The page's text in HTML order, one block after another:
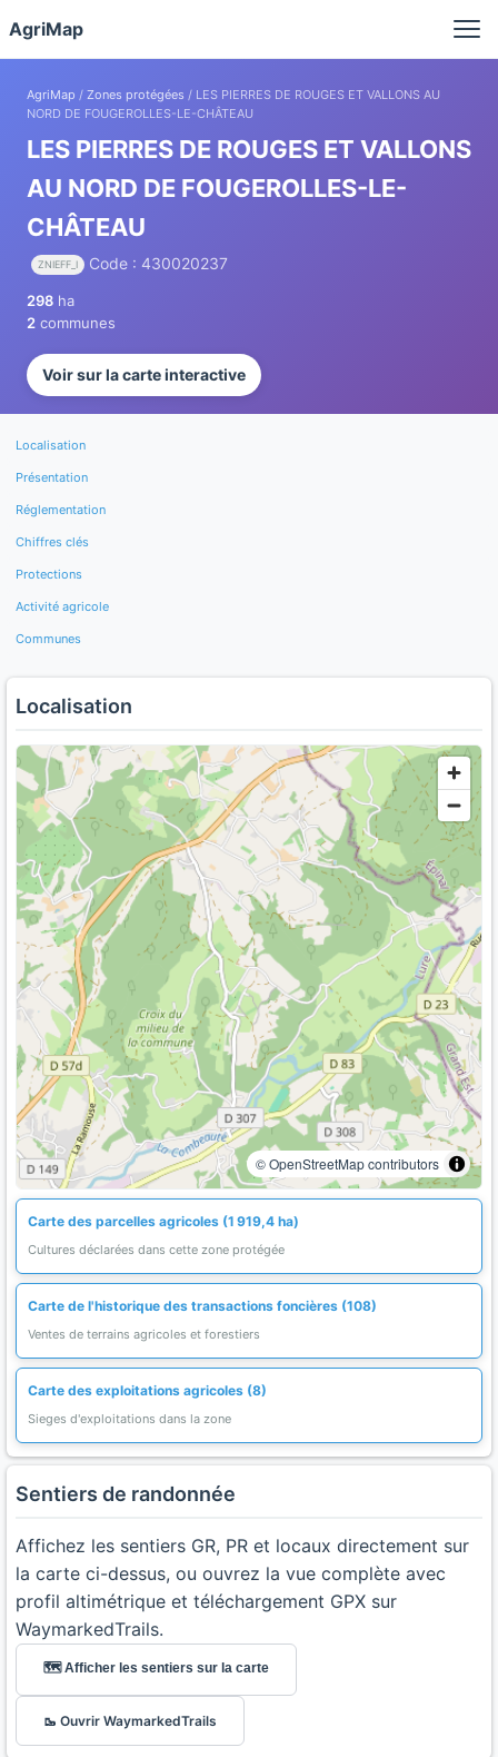
AgriMap
AgriMap / Zones protégées / LES PIERRES DE ROUGES ET VALLONS AU
NORD DE FOUGEROLLES-LE-CHÂTEAU
LES PIERRES DE ROUGES ET VALLONS
AU NORD DE FOUGEROLLES-LE-
CHÂTEAU
ZNIEFF_I Code : 430020237
298 ha
2 communes
Voir sur la carte interactive
Localisation
Présentation
Réglementation
Chiffres clés
Protections
Activité agricole
Communes
Localisation
© OpenStreetMap contributors
Carte des parcelles agricoles (1 919,4 ha)
Cultures déclarées dans cette zone protégée
Carte de l'historique des transactions foncières (108)
Ventes de terrains agricoles et forestiers
Carte des exploitations agricoles (8)
Sieges d'exploitations dans la zone
Sentiers de randonnée
Affichez les sentiers GR, PR et locaux directement sur
la carte ci-dessus, ou ouvrez la vue complète avec
profil altimétrique et téléchargement GPX sur
WaymarkedTrails.
🗺️ Afficher les sentiers sur la carte
🥾 Ouvrir WaymarkedTrails